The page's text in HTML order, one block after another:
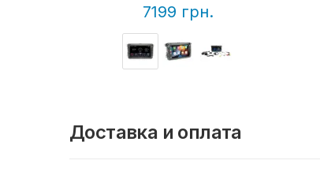
7199 грн.
Доставка и оплата